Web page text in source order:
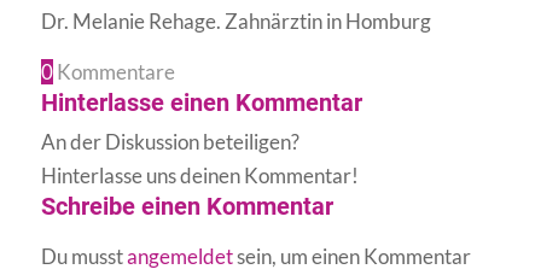
Dr. Melanie Rehage. Zahnärztin in Homburg
0 Kommentare
Hinterlasse einen Kommentar
An der Diskussion beteiligen?
Hinterlasse uns deinen Kommentar!
Schreibe einen Kommentar
Du musstangemeldetsein, um einen Kommentar